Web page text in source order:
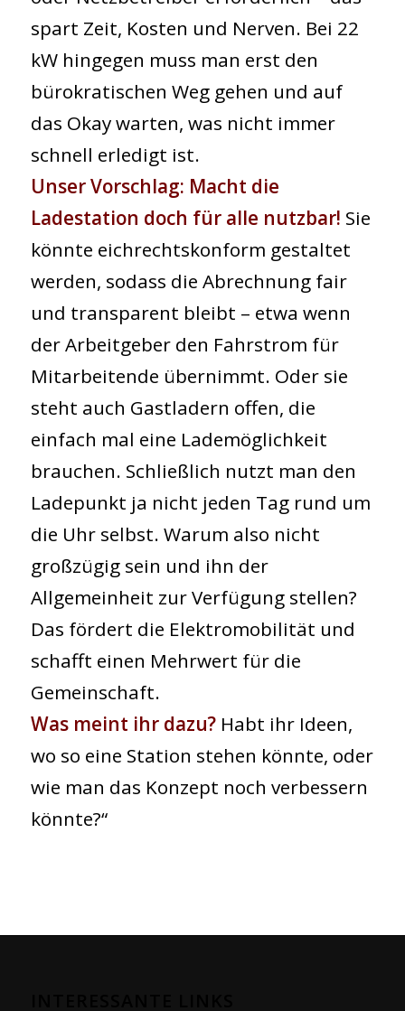
spart Zeit, Kosten und Nerven. Bei 22
kW hingegen muss man erst den
bürokratischen Weg gehen und auf
das Okay warten, was nicht immer
schnell erledigt ist.
Unser Vorschlag: Macht die
Ladestation doch für alle nutzbar! Sie
könnte eichrechtskonform gestaltet
werden, sodass die Abrechnung fair
und transparent bleibt – etwa wenn
der Arbeitgeber den Fahrstrom für
Mitarbeitende übernimmt. Oder sie
steht auch Gastladern offen, die
einfach mal eine Lademöglichkeit
brauchen. Schließlich nutzt man den
Ladepunkt ja nicht jeden Tag rund um
die Uhr selbst. Warum also nicht
großzügig sein und ihn der
Allgemeinheit zur Verfügung stellen?
Das fördert die Elektromobilität und
schafft einen Mehrwert für die
Gemeinschaft.
Was meint ihr dazu?Habt ihr Ideen,
wo so eine Station stehen könnte, oder
wie man das Konzept noch verbessern
könnte?“